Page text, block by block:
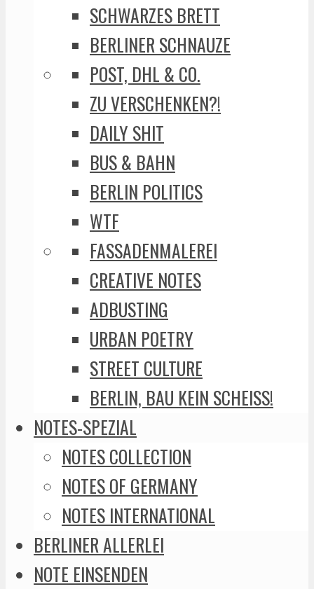
SCHWARZES BRETT
BERLINER SCHNAUZE
POST, DHL & CO.
ZU VERSCHENKEN?!
DAILY SHIT
BUS & BAHN
BERLIN POLITICS
WTF
FASSADENMALEREI
CREATIVE NOTES
ADBUSTING
URBAN POETRY
STREET CULTURE
BERLIN, BAU KEIN SCHEISS!
NOTES-SPEZIAL
NOTES COLLECTION
NOTES OF GERMANY
NOTES INTERNATIONAL
BERLINER ALLERLEI
NOTE EINSENDEN